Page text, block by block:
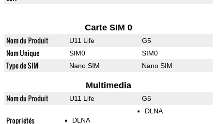
Carte SIM 0
Nom du Produit U11 Life G5
Nom Unique SIM0 SIM0
Type de SIM Nano SIM Nano SIM
Multimedia
Nom du Produit U11 Life G5
Propriétés
DLNA
DLNA